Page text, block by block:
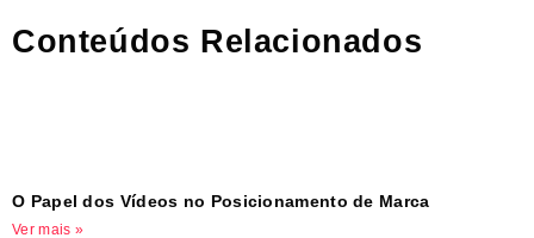
Conteúdos Relacionados
O Papel dos Vídeos no Posicionamento de Marca
Ver mais »